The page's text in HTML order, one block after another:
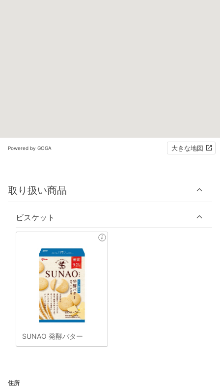
Powered by GOGA 大きな地図
取り扱い商品
ビスケット
SUNAO 発酵バター
住所